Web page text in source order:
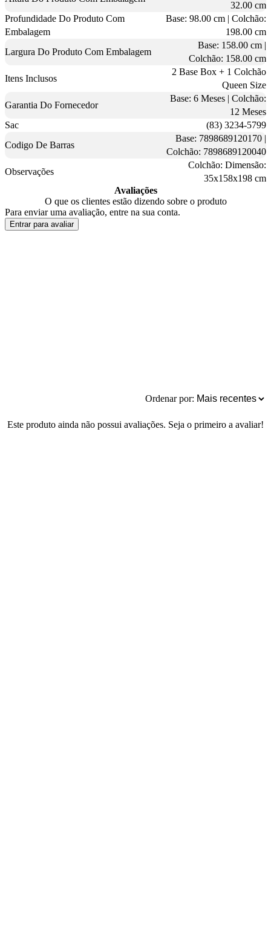
32.00 cm
Profundidade Do Produto Com
Embalagem
Base: 98.00 cm | Colchão:
198.00 cm
Largura Do Produto Com Embalagem
Base: 158.00 cm |
Colchão: 158.00 cm
Itens Inclusos
2 Base Box + 1 Colchão
Queen Size
Garantia Do Fornecedor
Base: 6 Meses | Colchão:
12 Meses
Sac
(83) 3234-5799
Codigo De Barras
Base: 7898689120170 |
Colchão: 7898689120040
Observações
Colchão: Dimensão:
35x158x198 cm
Avaliações
O que os clientes estão dizendo sobre o produto
Para enviar uma avaliação, entre na sua conta.
Entrar para avaliar
Ordenar por:
Este produto ainda não possui avaliações. Seja o primeiro a avaliar!